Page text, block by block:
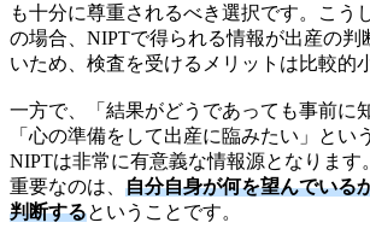
も十分に尊重されるべき選択です。こう
の場合、NIPTで得られる情報が出産の判
いため、検査を受けるメリットは比較的
一方で、「結果がどうであっても事前に
「心の準備をして出産に臨みたい」とい
NIPTは非常に有意義な情報源となります
重要なのは、 自分自身が何を望んでいる
判断するということです。